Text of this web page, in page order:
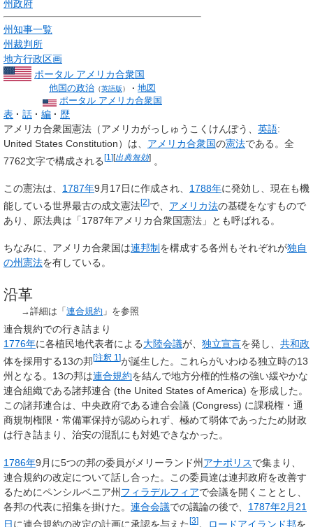
州政府
州知事一覧
州裁判所
地方行政区画
ポータル アメリカ合衆国
他国の政治 （英語版）
地図
ポータル アメリカ合衆国
表 話 編
歴
アメリカ合衆国憲法 （アメリカがっしゅうこくけんぽう、 英語:
United States Constitution）は、 アメリカ合衆国の憲法である。全
7762文字で構成される[1 ][出典無効] 。
この憲法は、 1787年9月17日に作成され、 1788年に発効し、現在も機
能している世界最古の成文憲法[2]で、 アメリカ法の基礎をなすもので
あり、原法典は「1787年アメリカ合衆国憲法」とも呼ばれる。
ちなみに、アメリカ合衆国は連邦制 を構成する各州もそれぞれが独自
の州憲法を有している。
沿革
→詳細は「連合規約 」を参照
連合規約での行き詰まり
1776年に各植民地代表者による大陸会議が、 独立宣言を発し、 共和政
体を採用する13の邦[注釈 1 ]が誕生した。これらがいわゆる独立時の13
州となる。13の邦は連合規約を結んで地方分権的性格の強い緩やかな
連合組織である諸邦連合 (the United States of America) を形成した。
この諸邦連合は、中央政府である連合会議 (Congress) に課税権・通
商規制権限・常備軍保持が認められず、極めて弱体であったため財政
は行き詰まり、治安の混乱にも対処できなかった。
1786年9月に5つの邦の委員がメリーランド州アナポリスで集まり、
連合規約の改定について話し合った。この委員達は連邦政府を改善す
るためにペンシルベニア州フィラデルフィアで会議を開くこととし、
各邦の代表に招集を掛けた。 連合会議での議論の後で、 1787年2月21
日に連合規約の改定の計画に承認を与えた[3]。 ロードアイランド邦を